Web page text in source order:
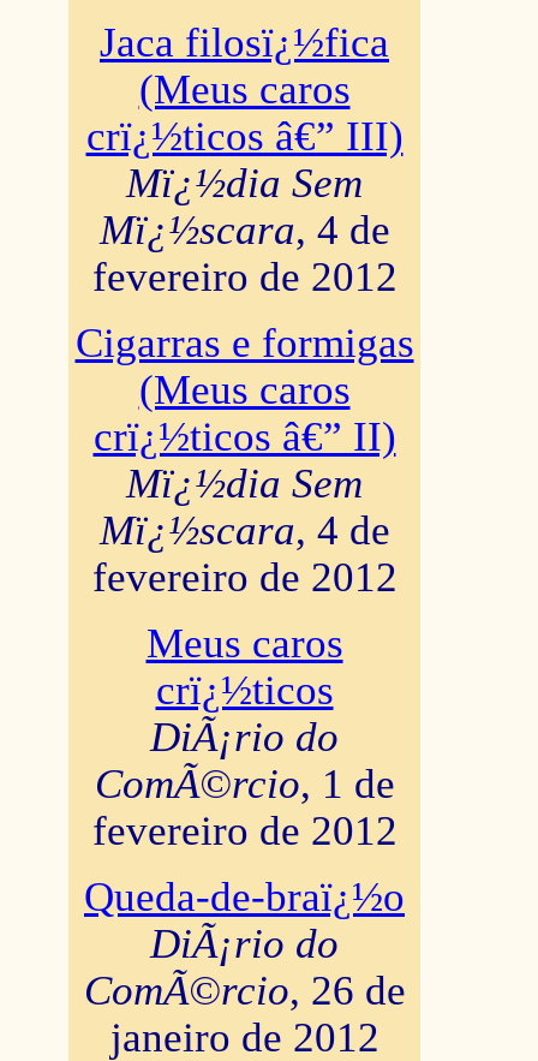
Jaca filosï¿½fica
(Meus caros
crï¿½ticos â€” III)
Mï¿½dia Sem
Mï¿½scara, 4 de
fevereiro de 2012
Cigarras e formigas
(Meus caros
crï¿½ticos â€” II)
Mï¿½dia Sem
Mï¿½scara, 4 de
fevereiro de 2012
Meus caros
crï¿½ticos
DiÃ¡rio do
ComÃ©rcio, 1 de
fevereiro de 2012
Queda-de-braï¿½o
DiÃ¡rio do
ComÃ©rcio, 26 de
janeiro de 2012